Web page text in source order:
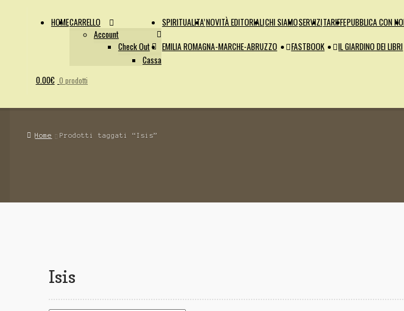
HOMECARRELLO
Account
Check Out
Cassa
SPIRITUALITA’NOVITÀ EDITORIALICHI SIAMOSERVIZITARIFFEPUBBLICA CON
EMILIA ROMAGNA-MARCHE-ABRUZZO
FASTBOOK IL GIARDINO DEI LIBRI
0.00€ 0 prodotti
Home Prodotti taggati “Isis”
Isis